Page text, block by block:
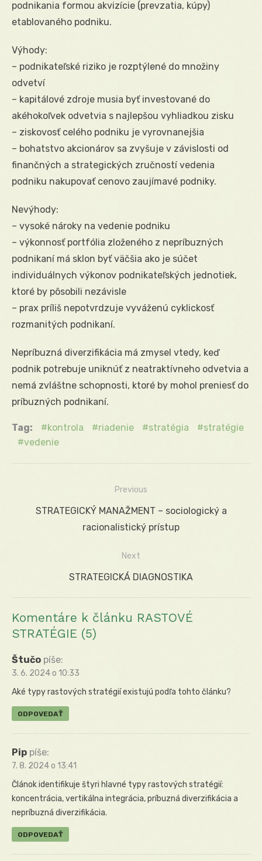
podnikania formou akvizície (prevzatia, kúpy)
etablovaného podniku.
Výhody:
– podnikateľské riziko je rozptýlené do množiny
odvetví
– kapitálové zdroje musia byť investované do
akéhokoľvek odvetvia s najlepšou vyhliadkou zisku
– ziskovosť celého podniku je vyrovnanejšia
– bohatstvo akcionárov sa zvyšuje v závislosti od
finančných a strategických zručností vedenia
podniku nakupovať cenovo zaujímavé podniky.
Nevýhody:
– vysoké nároky na vedenie podniku
– výkonnosť portfólia zloženého z nepríbuzných
podnikaní má sklon byť väčšia ako je súčet
individuálnych výkonov podnikateľských jednotiek,
ktoré by pôsobili nezávisle
– prax príliš nepotvrdzuje vyváženú cyklickosť
rozmanitých podnikaní.
Nepríbuzná diverzifikácia má zmysel vtedy, keď
podnik potrebuje uniknúť z neatraktívneho odvetvia a
nemá zvláštne schopnosti, ktoré by mohol preniesť do
príbuzných podnikaní.
Tag: kontrola riadenie stratégia
stratégie
vedenie
Navigácia
Previous
Previous
STRATEGICKÝ MANAŽMENT – sociologický a
racionalistický prístup
Next
Next
STRATEGICKÁ DIAGNOSTIKA
Komentáre k článku RASTOVÉ
STRATÉGIE (5)
Štučo píše:
3. 6. 2024 o 10:33
Aké typy rastových stratégií existujú podľa tohto článku?
ODPOVEDAŤ
Pip píše:
7. 8. 2024 o 13:41
Článok identifikuje štyri hlavné typy rastových stratégií:
koncentrácia, vertikálna integrácia, príbuzná diverzifikácia a
nepríbuzná diverzifikácia.
ODPOVEDAŤ